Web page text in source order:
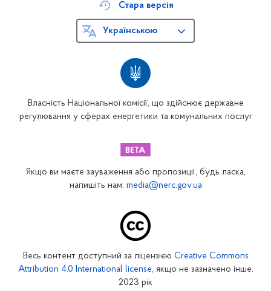
Власність Національної комісії, що здійснює державне
регулювання у сферах енергетики та комунальних послуг
Стара версія
Українською
Якщо ви маєте зауваження або пропозиції, будь ласка,
напишіть нам: media@nerc.gov.ua
Весь контент доступний за ліцензією Creative Commons
Attribution 4.0 International license, якщо не зазначено інше.
2023 рік